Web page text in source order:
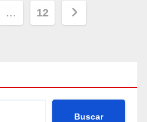
… 12
Buscar